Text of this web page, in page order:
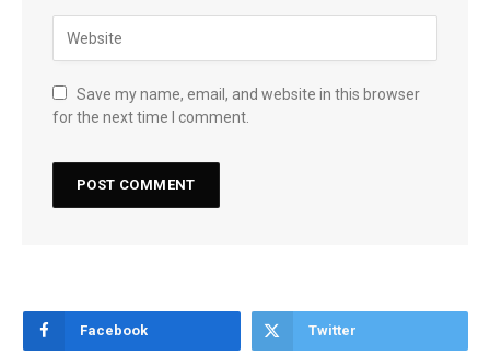
Save my name, email, and website in this browser
for the next time I comment.
Facebook Twitter